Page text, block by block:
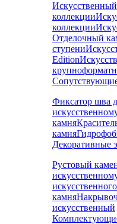
коллекции
коллекции
Отделочный
ступени
Edition
Фиксатор шва
камня
камня
Декоративные
Рустовый
камня
искусственный